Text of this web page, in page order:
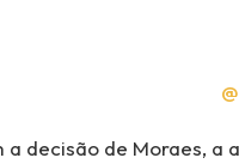
a decisão de Moraes,